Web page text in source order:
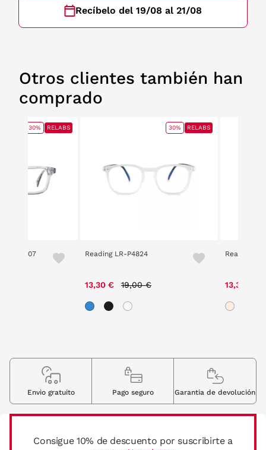
Recíbelo del 19/08 al 21/08
Otros clientes también han
comprado
2305 107
30% RELABS
Reading LR-P4824
13,30 € 19,00 €
30% RELABS
Reading
13,30 €
Consigue 10% de descuento por suscribirte a
Envio gratuito Pago seguro Garantia de devolución